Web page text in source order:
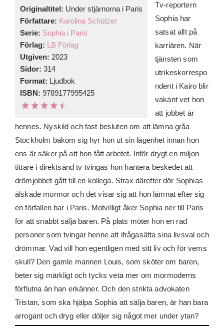
Originaltitel: Under stjärnorna i Paris
Författare: Karolina Schützer
Serie: Sophia i Paris
Förlag: LB Förlag
Utgiven: 2023
Sidor: 314
Format: Ljudbok
ISBN: 9789177995425
Tv-reportern
Sophia har
satsat allt på
karriären. När
tjänsten som
utrikeskorrespo
ndent i Kairo blir
vakant vet hon
att jobbet är
hennes. Nyskild och fast besluten om att lämna gråa
Stockholm bakom sig hyr hon ut sin lägenhet innan hon
ens är säker på att hon fått arbetet. Inför drygt en miljon
tittare i direktsänd tv tvingas hon hantera beskedet att
drömjobbet gått till en kollega. Strax därefter dör Sophias
älskade mormor och det visar sig att hon lämnat efter sig
en förfallen bar i Paris. Motvilligt åker Sophia ner till Paris
för att snabbt sälja baren. På plats möter hon en rad
personer som tvingar henne att ifrågasätta sina livsval och
drömmar. Vad vill hon egentligen med sitt liv och för vems
skull? Den gamle mannen Louis, som sköter om baren,
beter sig märkligt och tycks veta mer om mormoderns
förflutna än han erkänner. Och den strikta advokaten
Tristan, som ska hjälpa Sophia att sälja baren, är han bara
arrogant och dryg eller döljer sig något mer under ytan?